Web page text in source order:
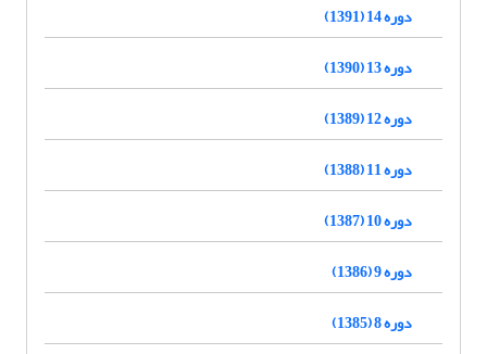
دوره 14 (1391)
دوره 13 (1390)
دوره 12 (1389)
دوره 11 (1388)
دوره 10 (1387)
دوره 9 (1386)
دوره 8 (1385)